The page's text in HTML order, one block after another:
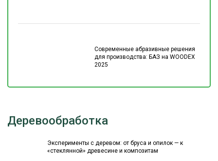
Современные абразивные решения
для производства: БАЗ на WOODEX
2025
Деревообработка
Эксперименты с деревом: от бруса и опилок — к
«стеклянной» древесине и композитам